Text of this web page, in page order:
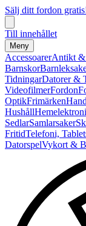
Sälj ditt fordon
Till innehållet
Meny
AccessoarerAntikt &
Barnskor
TidningarDatorer &
VideofilmerFordon
OptikFrimärken
Hushåll
SedlarSamlarsaker
FritidTelefoni,
DatorspelVykort &